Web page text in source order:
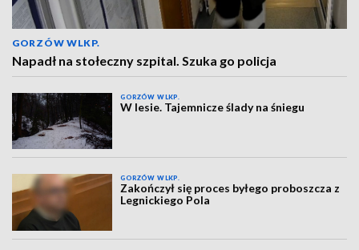
GORZÓW WLKP.
Napadł na stołeczny szpital. Szuka go policja
GORZÓW WLKP.
W lesie. Tajemnicze ślady na śniegu
GORZÓW WLKP.
Zakończył się proces byłego proboszcza z
Legnickiego Pola